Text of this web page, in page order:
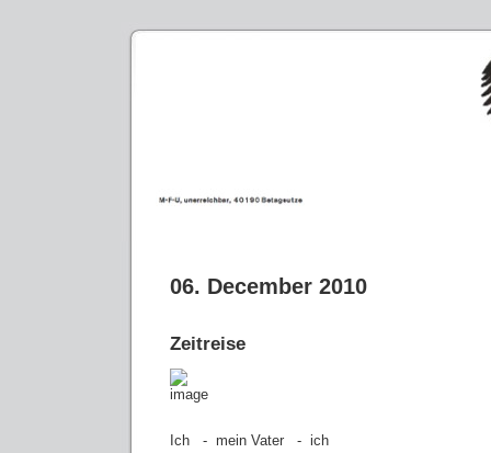
06. December 2010
Zeitreise
Ich - mein Vater - ich